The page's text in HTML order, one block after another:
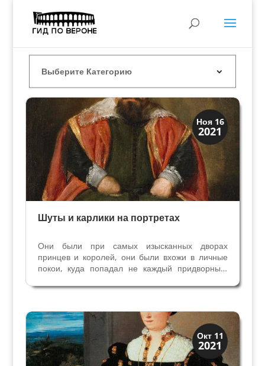
Ноя 16
2021
Иконография
Портреты
Шуты и карлики на портретах
Они были при самых изысканных дворах
принцев и королей, они были вхожи в личные
покои, куда попадал не каждый придворный,
часть итальянской литературы эпохи
аристократических портретах – речь идет...
Окт 11
2021
Иконография
Портреты